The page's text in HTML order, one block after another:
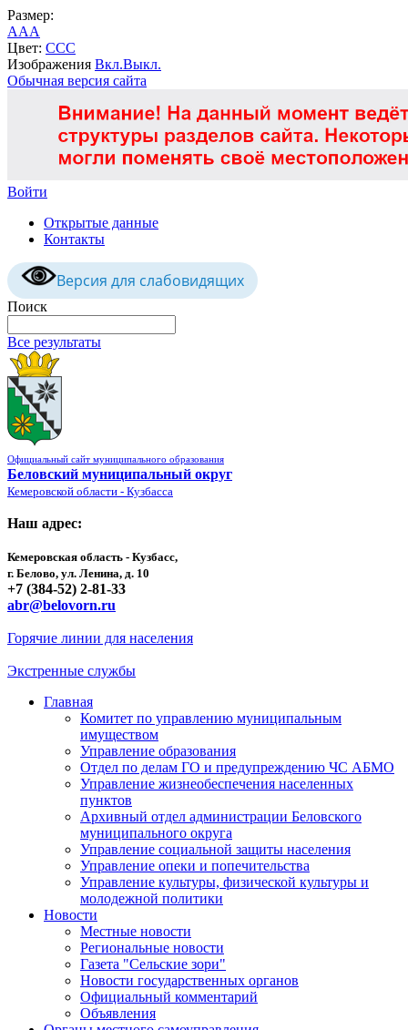
Размер:
AAA
Цвет: CCC
Изображения Вкл.Выкл.
Обычная версия сайта
Войти
Открытые данные
Контакты
Версия для слабовидящих
Поиск
Все результаты
Официальный сайт муниципального образования
Беловский муниципальный округ
Кемеровской области - Кузбасса
Наш адрес:
Кемеровская область - Кузбасс,
г. Белово, ул. Ленина, д. 10
+7 (384-52) 2-81-33
abr@belovorn.ru
Горячие линии для населения
Экстренные службы
Главная
Комитет по управлению муниципальным
имуществом
Управление образования
Отдел по делам ГО и предупреждению ЧС АБМО
Управление жизнеобеспечения населенных
пунктов
Архивный отдел администрации Беловского
муниципального округа
Управление социальной защиты населения
Управление опеки и попечительства
Управление культуры, физической культуры и
молодежной политики
Новости
Местные новости
Региональные новости
Газета "Сельские зори"
Новости государственных органов
Официальный комментарий
Объявления